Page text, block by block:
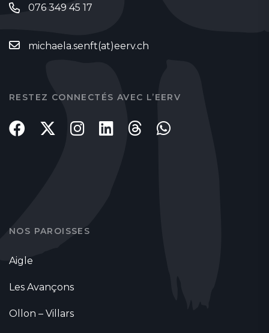
076 349 45 17
michaela.senft(at)eerv.ch
RESTEZ CONNECTÉS AVEC L’EERV
NOS PAROISSES
Aigle
Les Avançons
Ollon – Villars